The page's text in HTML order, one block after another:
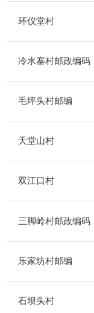
环仪堂村
冷水寨村邮政编码
毛坪头村邮编
天堂山村
双江口村
三脚岭村邮政编码
乐家坊村邮编
石坝头村